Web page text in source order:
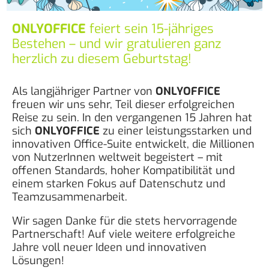
ONLYOFFICE feiert sein 15-jähriges
Bestehen – und wir gratulieren ganz
herzlich zu diesem Geburtstag!
Als langjähriger Partner vonONLYOFFICE
freuen wir uns sehr, Teil dieser erfolgreichen
Reise zu sein. In den vergangenen 15 Jahren hat
sichONLYOFFICE zu einer leistungsstarken und
innovativen Office-Suite entwickelt, die Millionen
von NutzerInnen weltweit begeistert – mit
offenen Standards, hoher Kompatibilität und
einem starken Fokus auf Datenschutz und
Teamzusammenarbeit.
Wir sagen Danke für die stets hervorragende
Partnerschaft! Auf viele weitere erfolgreiche
Jahre voll neuer Ideen und innovativen
Lösungen!